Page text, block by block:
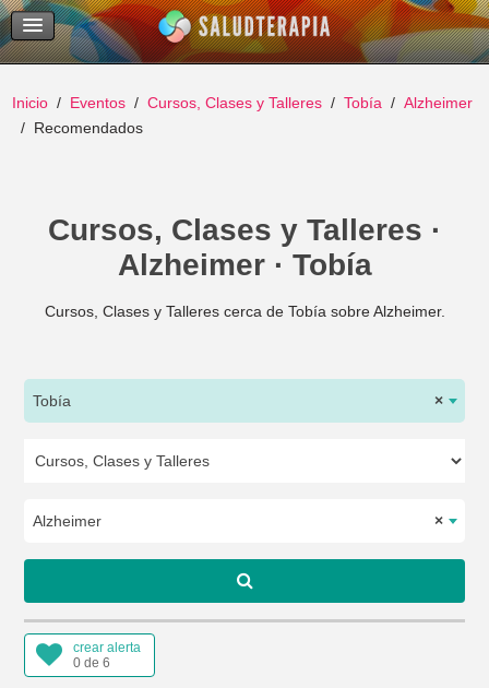
Temas Recientes
Buscar
Inicio Eventos Cursos, Clases y Talleres Tobía
Alzheimer
Recomendados
Cursos, Clases y Talleres ·
Alzheimer · Tobía
Cursos, Clases y Talleres cerca de Tobía sobre Alzheimer.
×
Tobía
×
Alzheimer
crear alerta
0 de 6